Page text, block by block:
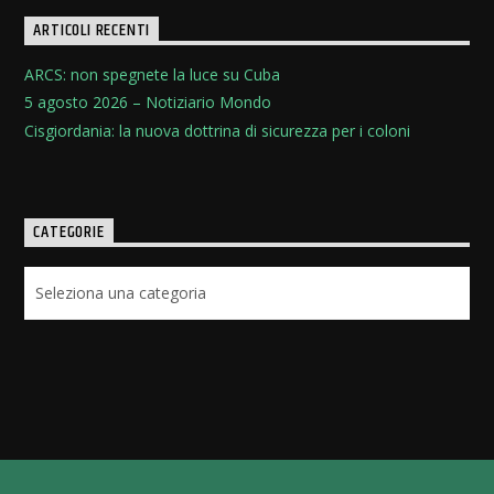
ARTICOLI RECENTI
ARCS: non spegnete la luce su Cuba
5 agosto 2026 – Notiziario Mondo
Cisgiordania: la nuova dottrina di sicurezza per i coloni
CATEGORIE